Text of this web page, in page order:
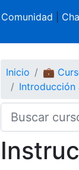
Comunidad
Inicio 💼
Introducción